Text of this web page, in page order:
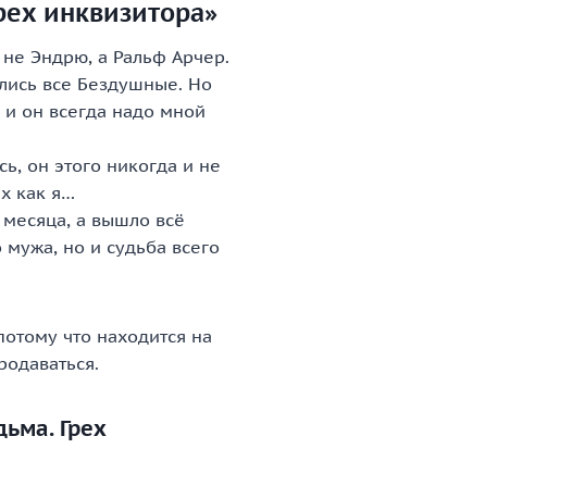
инквизитора»
Эндрю, а Ральф Арчер.
все Бездушные. Но
он всегда надо мной
он этого никогда и не
как я…
а вышло всё
но и судьба всего
что находится на
Грех